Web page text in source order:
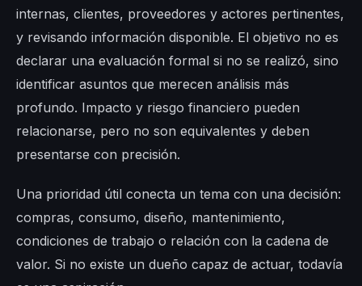
internas, clientes, proveedores y actores pertinentes,
y revisando información disponible. El objetivo no es
declarar una evaluación formal si no se realizó, sino
identificar asuntos que merecen análisis más
profundo. Impacto y riesgo financiero pueden
relacionarse, pero no son equivalentes y deben
presentarse con precisión.
Una prioridad útil conecta un tema con una decisión:
compras, consumo, diseño, mantenimiento,
condiciones de trabajo o relación con la cadena de
valor. Si no existe un dueño capaz de actuar, todavía